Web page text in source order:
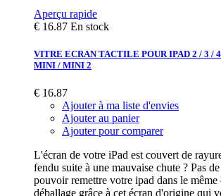
Aperçu rapide
€ 16.87 En stock
VITRE ECRAN TACTILE POUR IPAD 2 / 3 /
MINI / MINI 2
€ 16.87
Ajouter à ma liste d'envies
Ajouter au panier
Ajouter pour comparer
L'écran de votre iPad est couvert de
fendu suite à une mauvaise chute ? Pas
pouvoir remettre votre ipad dans le même
déballage grâce à cet écran d'origine qui